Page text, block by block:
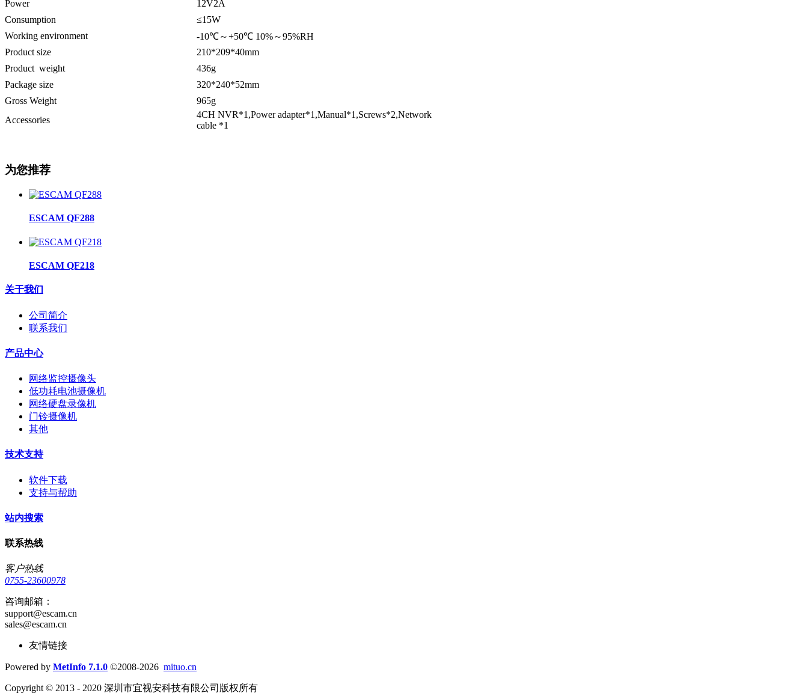
Power
12V2A
Consumption
≤15W
Working environment
-10℃～+50℃ 10%～95%RH
Product size
210*209*40mm
Product weight
436g
Package size
320*240*52mm
Gross Weight
965g
Accessories
4CH NVR*1,Power adapter*1,Manual*1,Screws*2,Network
cable *1
为您推荐
ESCAM QF288
ESCAM QF218
关于我们
公司简介
联系我们
产品中心
网络监控摄像头
低功耗电池摄像机
网络硬盘录像机
门铃摄像机
其他
技术支持
软件下载
支持与帮助
站内搜索
联系热线
客户热线
0755-23600978
咨询邮箱：
support@escam.cn
sales@escam.cn
友情链接
Powered by MetInfo 7.1.0 ©2008-2026 mituo.cn
Copyright © 2013 - 2020 深圳市宜视安科技有限公司版权所有